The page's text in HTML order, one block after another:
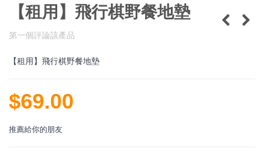
【租用】飛行棋野餐地墊
第一個評論該產品
【租用】飛行棋野餐地墊
$69.00
推薦給你的朋友